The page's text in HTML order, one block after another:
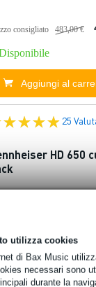
utilizza cookies
di Bax Music
necessari sono
durante la
consigliato 483,00 €
Aggiungi al
25
HD 650
Aggiungi al